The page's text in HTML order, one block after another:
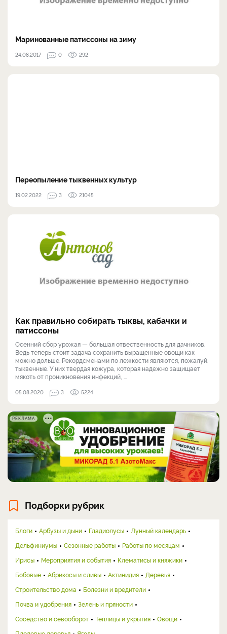
Маринованные патиссоны на зиму
24.08.2017 0 292
Переопыление тыквенных культур
19.02.2022 3 21045
Как правильно собирать тыквы, кабачки и
патиссоны
Осенний сбор урожая — большая отвественность для дачников.
Ведь теперь стоит задача сохранить выращенные овощи как
можно дольше. Рекордсменами по лежкости являются, пожалуй,
тыквенные. У них твердая кожура, которая надежно защищает
мякоть от проникновения инфекций, ...
05.08.2020 3 5224
РЕКЛАМА
Подборки рубрик
Блоги Арбузы и дыни Гладиолусы
Лунный календарь
Дельфиниумы
Сезонные работы
Работы по месяцам
Ирисы
Мероприятия и события
Клематисы и княжики
Бобовые
Абрикосы и сливы Актинидия
Деревья
Строительство дома
Болезни и вредители
Почва и удобрения
Зелень и пряности
Соседство и севооборот
Теплицы и укрытия
Овощи